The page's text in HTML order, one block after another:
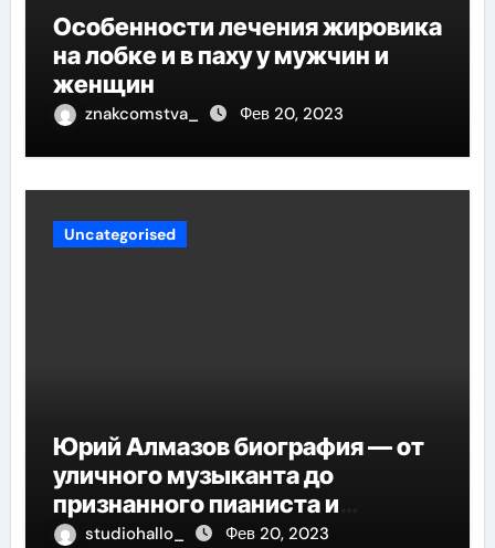
Особенности лечения жировика
на лобке и в паху у мужчин и
женщин
znakcomstva_ Фев 20, 2023
Uncategorised
Юрий Алмазов биография — от
уличного музыканта до
признанного пианиста и
композитора
studiohallo_ Фев 20, 2023